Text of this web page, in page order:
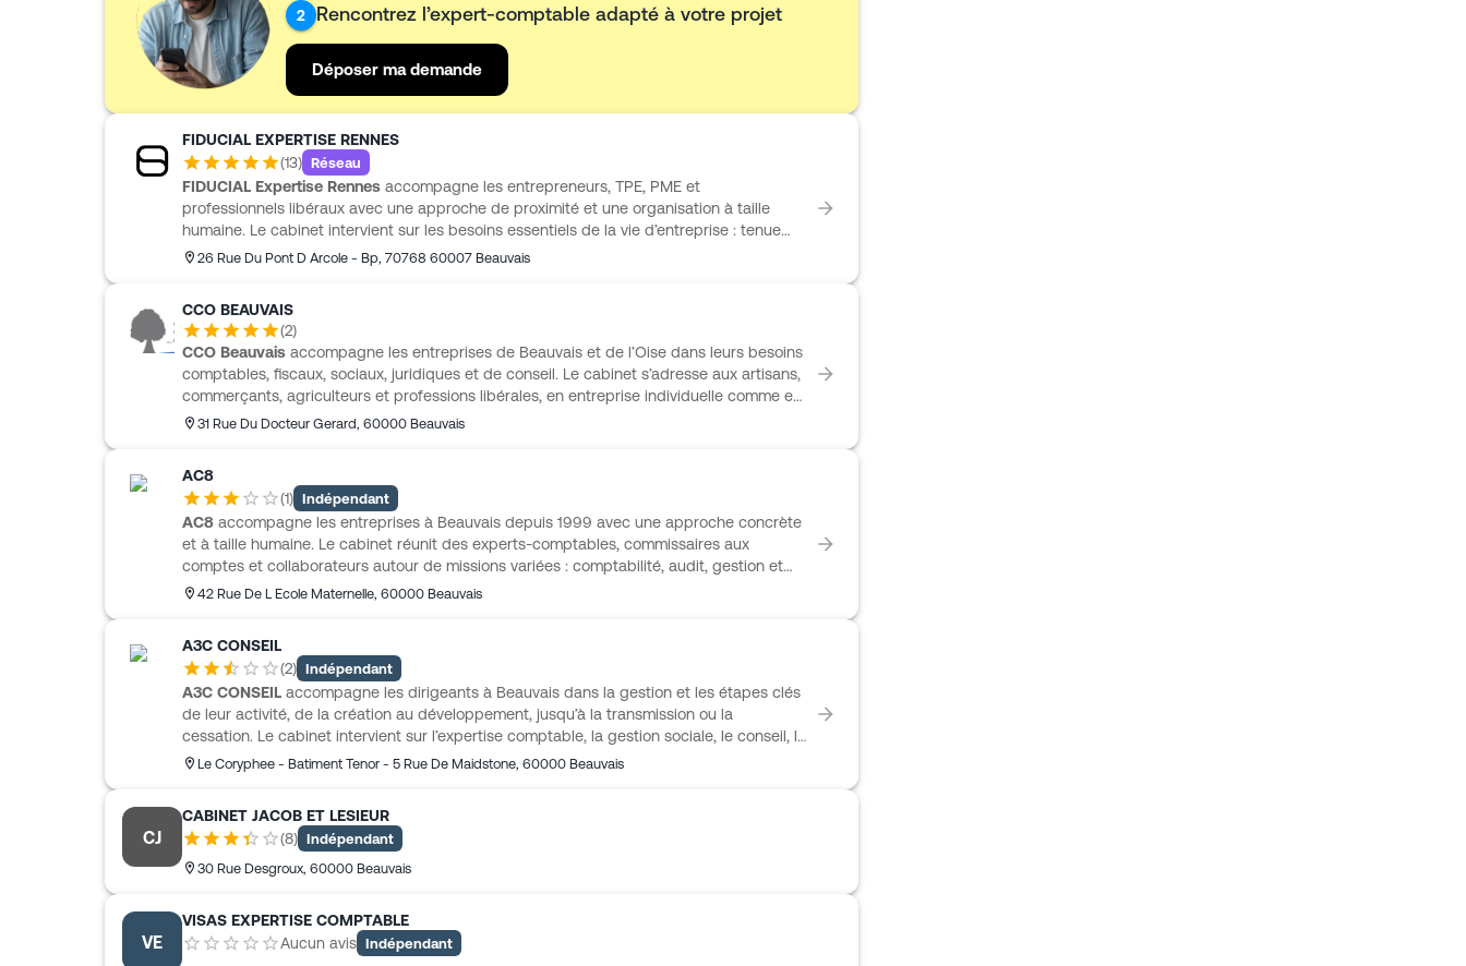
2 Rencontrez l’expert-comptable adapté à votre projet
Déposer ma demande
FIDUCIAL EXPERTISE RENNES
(13) Réseau
FIDUCIAL Expertise Rennes accompagne les entrepreneurs, TPE, PME et
professionnels libéraux avec une approche de proximité et une organisation à taille
humaine. Le cabinet intervient sur les besoins essentiels de la vie d’entreprise : tenue
comptable, établissement des comptes annuels, déclarations fiscales, TVA, analyse de
commerçants, prestataires de services, agriculteurs et professions libérales, FIDUCIAL
Expertise Rennes propose un accompagnement concret pour gérer l’activité avec plus
de simplicité et d’efficacité.
26 Rue Du Pont D Arcole - Bp, 70768 60007 Beauvais
CCO BEAUVAIS
(2)
CCO Beauvais accompagne les entreprises de Beauvais et de l’Oise dans leurs besoins
comptables, fiscaux, sociaux, juridiques et de conseil. Le cabinet s’adresse aux artisans,
commerçants, agriculteurs et professions libérales, en entreprise individuelle comme en
société, avec un interlocuteur unique pour le suivi au quotidien. Il prend en charge la
propose aussi un accompagnement au démarrage, dans le pilotage de l’activité, le
financement, l’investissement ou la transmission.
31 Rue Du Docteur Gerard, 60000 Beauvais
AC8
(1) Indépendant
AC8 accompagne les entreprises à Beauvais depuis 1999 avec une approche concrète
et à taille humaine. Le cabinet réunit des experts-comptables, commissaires aux
comptes et collaborateurs autour de missions variées : comptabilité, audit, gestion et
pilotage, paie et conseil social, fiscalité, juridique et accompagnement numérique. AC8
des secteurs divers comme le bâtiment, l’immobilier, les transports ou le sanitaire et
social, avec une attention portée aux outils collaboratifs, à la formation et à
l’organisation.
42 Rue De L Ecole Maternelle, 60000 Beauvais
A3C CONSEIL
(2) Indépendant
A3C CONSEIL accompagne les dirigeants à Beauvais dans la gestion et les étapes clés
de leur activité, de la création au développement, jusqu’à la transmission ou la
cessation. Le cabinet intervient sur l’expertise comptable, la gestion sociale, le conseil, la
gestion de patrimoine et l’accompagnement juridique, fiscal, comptable et financier.
artisans, commerçants, professions libérales, agriculteurs, associations, CSE,
investisseurs immobiliers et TPE/PME, avec un suivi de proximité au quotidien.
Le Coryphee - Batiment Tenor - 5 Rue De Maidstone, 60000 Beauvais
CJ
CABINET JACOB ET LESIEUR
(8) Indépendant
30 Rue Desgroux, 60000 Beauvais
VE
VISAS EXPERTISE COMPTABLE
Aucun avis Indépendant